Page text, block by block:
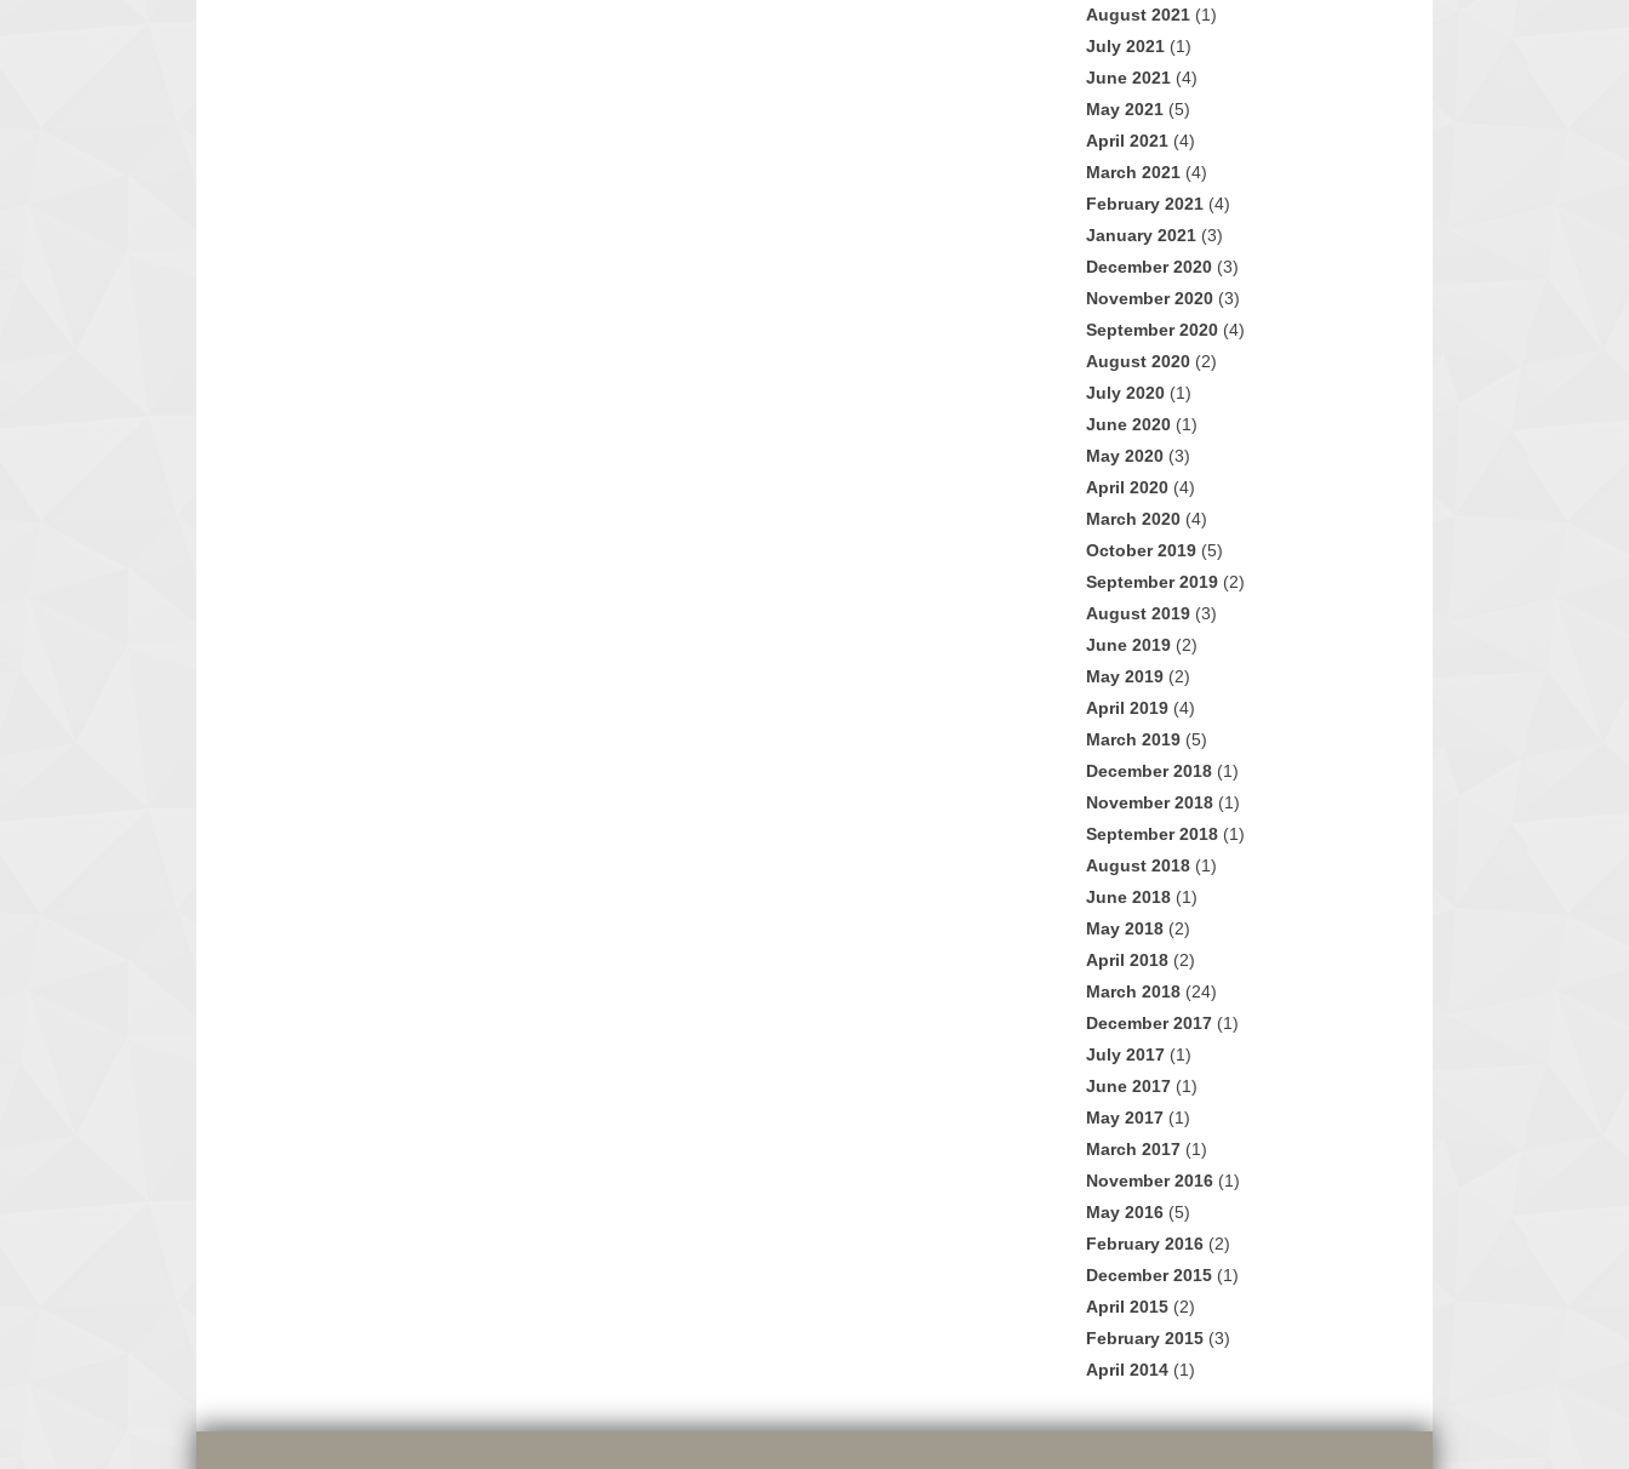
August 2021 (1)
July 2021 (1)
June 2021 (4)
May 2021 (5)
April 2021 (4)
March 2021 (4)
February 2021 (4)
January 2021 (3)
December 2020 (3)
November 2020 (3)
September 2020 (4)
August 2020 (2)
July 2020 (1)
June 2020 (1)
May 2020 (3)
April 2020 (4)
March 2020 (4)
October 2019 (5)
September 2019 (2)
August 2019 (3)
June 2019 (2)
May 2019 (2)
April 2019 (4)
March 2019 (5)
December 2018 (1)
November 2018 (1)
September 2018 (1)
August 2018 (1)
June 2018 (1)
May 2018 (2)
April 2018 (2)
March 2018 (24)
December 2017 (1)
July 2017 (1)
June 2017 (1)
May 2017 (1)
March 2017 (1)
November 2016 (1)
May 2016 (5)
February 2016 (2)
December 2015 (1)
April 2015 (2)
February 2015 (3)
April 2014 (1)